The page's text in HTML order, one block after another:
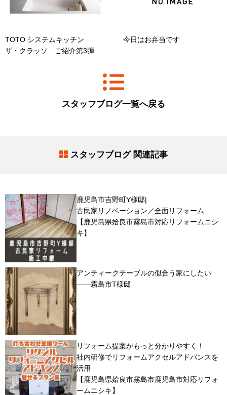
TOTO システムキッチン
ザ・クラッソ ご紹介第3弾
スタッフブログ一覧へ戻る
今日はお弁当です
スタッフブログ 関連記事
鹿児島市吉野町Y様邸|
古民家リノベーション／全面リフォーム
【鹿児島県姶良市霧島市対応リフォームニシ
キ】
アンティークテーブルの似合う家にしたい
――霧島市T様邸
リフォーム提案がもっと分かりやすく！
社内研修でリフォームアクセルアドバンスを
活用
【鹿児島県姶良市霧島市鹿児島市対応リフォ
ームニシキ】